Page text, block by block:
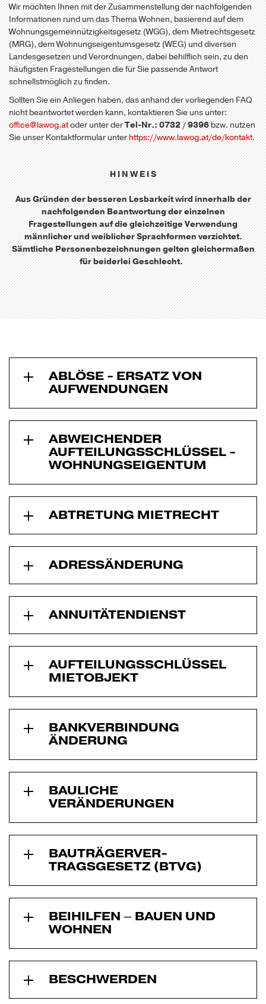
Wir möchten Ihnen mit der Zusammenstellung der nachfolgenden
Informationen rund um das Thema Wohnen, basierend auf dem
Wohnungsgemeinnützigkeitsgesetz (WGG), dem Mietrechtsgesetz
(MRG), dem Wohnungseigentumsgesetz (WEG) und diversen
Landesgesetzen und Verordnungen, dabei behilflich sein, zu den
häufigsten Fragestellungen die für Sie passende Antwort
schnellstmöglich zu finden.
Sollten Sie ein Anliegen haben, das anhand der vorliegenden FAQ
nicht beantwortet werden kann, kontaktieren Sie uns unter:
office@lawog.atoder unter derTel-Nr.: 0732 / 9396 bzw. nutzen
Sie unser Kontaktformular unter https://www.lawog.at/de/kontakt.
H I N W E I S
Aus Gründen der besseren Lesbarkeit wird innerhalb der
nachfolgenden Beantwortung der einzelnen
Fragestellungen auf die gleichzeitige Verwendung
männlicher und weiblicher Sprachformen verzichtet.
Sämtliche Personenbezeichnungen gelten gleichermaßen
für beiderlei Geschlecht.
ABLÖSE - ERSATZ VON
AUFWENDUNGEN
ABWEICHENDER
AUFTEILUNGS­SCHLÜSSEL -
WOHNUNGS­EIGENTUM
ABTRETUNG MIETRECHT
ADRESSÄNDERUNG
ANNUITÄTEN­DIENST
AUFTEILUNGS­SCHLÜSSEL
MIETOBJEKT
BANKVERBIN­DUNG
ÄNDERUNG
BAULICHE
VERÄNDERUNGEN
BAUTRÄGERVER­
TRAGSGESETZ (BTVG)
BEIHILFEN – BAUEN UND
WOHNEN
BESCHWERDEN